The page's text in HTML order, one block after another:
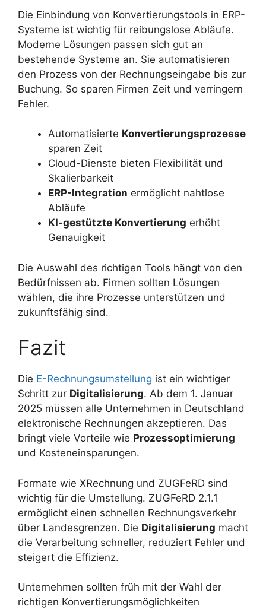
Die Einbindung von Konvertierungstools in ERP-
Systeme ist wichtig für reibungslose Abläufe.
Moderne Lösungen passen sich gut an
bestehende Systeme an. Sie automatisieren
den Prozess von der Rechnungseingabe bis zur
Buchung. So sparen Firmen Zeit und verringern
Fehler.
Automatisierte Konvertierungsprozesse
sparen Zeit
Cloud-Dienste bieten Flexibilität und
Skalierbarkeit
ERP-Integration ermöglicht nahtlose
Abläufe
KI-gestützte Konvertierung erhöht
Genauigkeit
Die Auswahl des richtigen Tools hängt von den
Bedürfnissen ab. Firmen sollten Lösungen
wählen, die ihre Prozesse unterstützen und
zukunftsfähig sind.
Fazit
Die E-Rechnungsumstellung ist ein wichtiger
Schritt zur Digitalisierung. Ab dem 1. Januar
2025 müssen alle Unternehmen in Deutschland
elektronische Rechnungen akzeptieren. Das
bringt viele Vorteile wie Prozessoptimierung
und Kosteneinsparungen.
Formate wie XRechnung und ZUGFeRD sind
wichtig für die Umstellung. ZUGFeRD 2.1.1
ermöglicht einen schnellen Rechnungsverkehr
über Landesgrenzen. Die Digitalisierung macht
die Verarbeitung schneller, reduziert Fehler und
steigert die Effizienz.
Unternehmen sollten früh mit der Wahl der
richtigen Konvertierungsmöglichkeiten